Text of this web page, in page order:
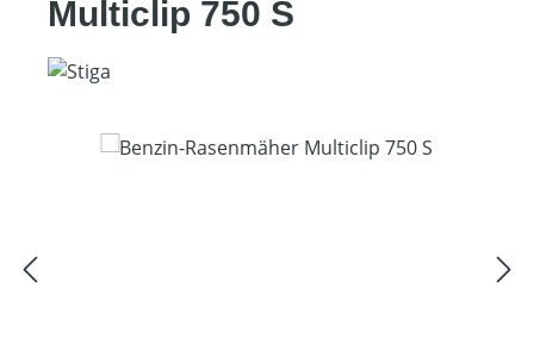
Multiclip 750 S
Bildergalerie überspringen